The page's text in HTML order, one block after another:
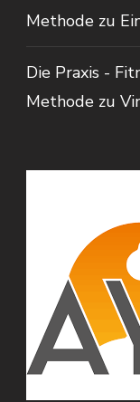
Methode zu
Die Praxis -
Methode zu